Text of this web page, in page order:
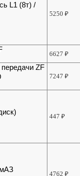
L1 (8т) /
5250₽
6627₽
ZF
7247₽
447₽
4762₽